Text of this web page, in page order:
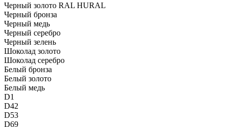
Черный золото RAL HURAL
Черный бронза
Черный медь
Черный серебро
Черный зелень
Шоколад золото
Шоколад серебро
Белый бронза
Белый золото
Белый медь
D1
D42
D53
D69